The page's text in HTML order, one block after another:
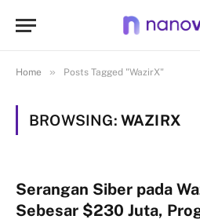
Home » Posts Tagged "WazirX"
BROWSING: WAZIRX
Serangan Siber pada
Sebesar $230 Juta,